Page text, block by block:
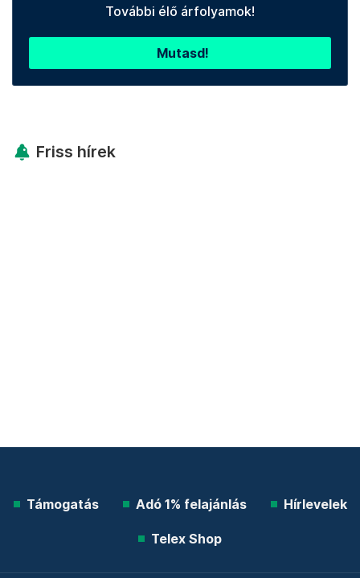
További élő árfolyamok!
Mutasd!
Friss hírek
Támogatás Adó 1% felajánlás Hírlevelek
Telex Shop